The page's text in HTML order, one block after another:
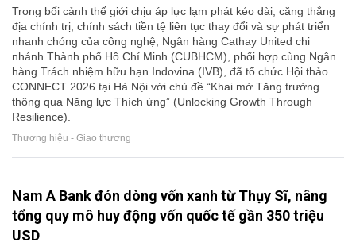
Trong bối cảnh thế giới chịu áp lực lạm phát kéo dài, căng thẳng
địa chính trị, chính sách tiền tệ liên tục thay đổi và sự phát triển
nhanh chóng của công nghệ, Ngân hàng Cathay United chi
nhánh Thành phố Hồ Chí Minh (CUBHCM), phối hợp cùng Ngân
hàng Trách nhiệm hữu hạn Indovina (IVB), đã tổ chức Hội thảo
CONNECT 2026 tại Hà Nội với chủ đề “Khai mở Tăng trưởng
thông qua Năng lực Thích ứng” (Unlocking Growth Through
Resilience).
Thương hiệu - Giao thương
Nam A Bank đón dòng vốn xanh từ Thụy Sĩ, nâng
tổng quy mô huy động vốn quốc tế gần 350 triệu
USD